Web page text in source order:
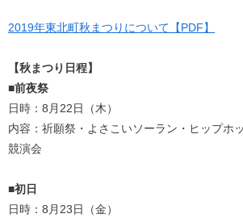
2019年東北町秋まつりについて【PDF】
【秋まつり日程】
■前夜祭
日時：8月22日（木）
内容：祈願祭・よさこいソーラン・ヒップホ
競演会
■初日
日時：8月23日（金）